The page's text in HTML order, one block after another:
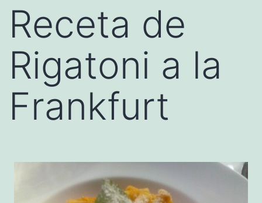
Receta de
Rigatoni a la
Frankfurt